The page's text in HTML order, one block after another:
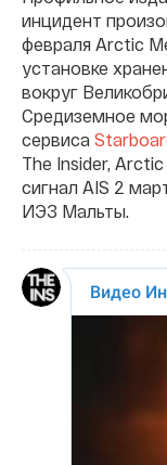
инцидент
февраля Arctic
установке
вокруг
Средиземное
сервиса
The Insider,
сигнал AIS 2
ИЭЗ Мальты.